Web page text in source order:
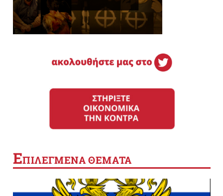
ΕΠΙΛΕΓΜΕΝΑ ΘΕΜΑΤΑ